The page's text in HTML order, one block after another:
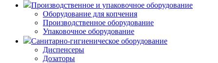
Производственное и упаковочное оборудование
Оборудование для копчения
Производственное оборудование
Упаковочное оборудование
Санитарно-гигиеническое оборудование
Диспенсеры
Дозаторы